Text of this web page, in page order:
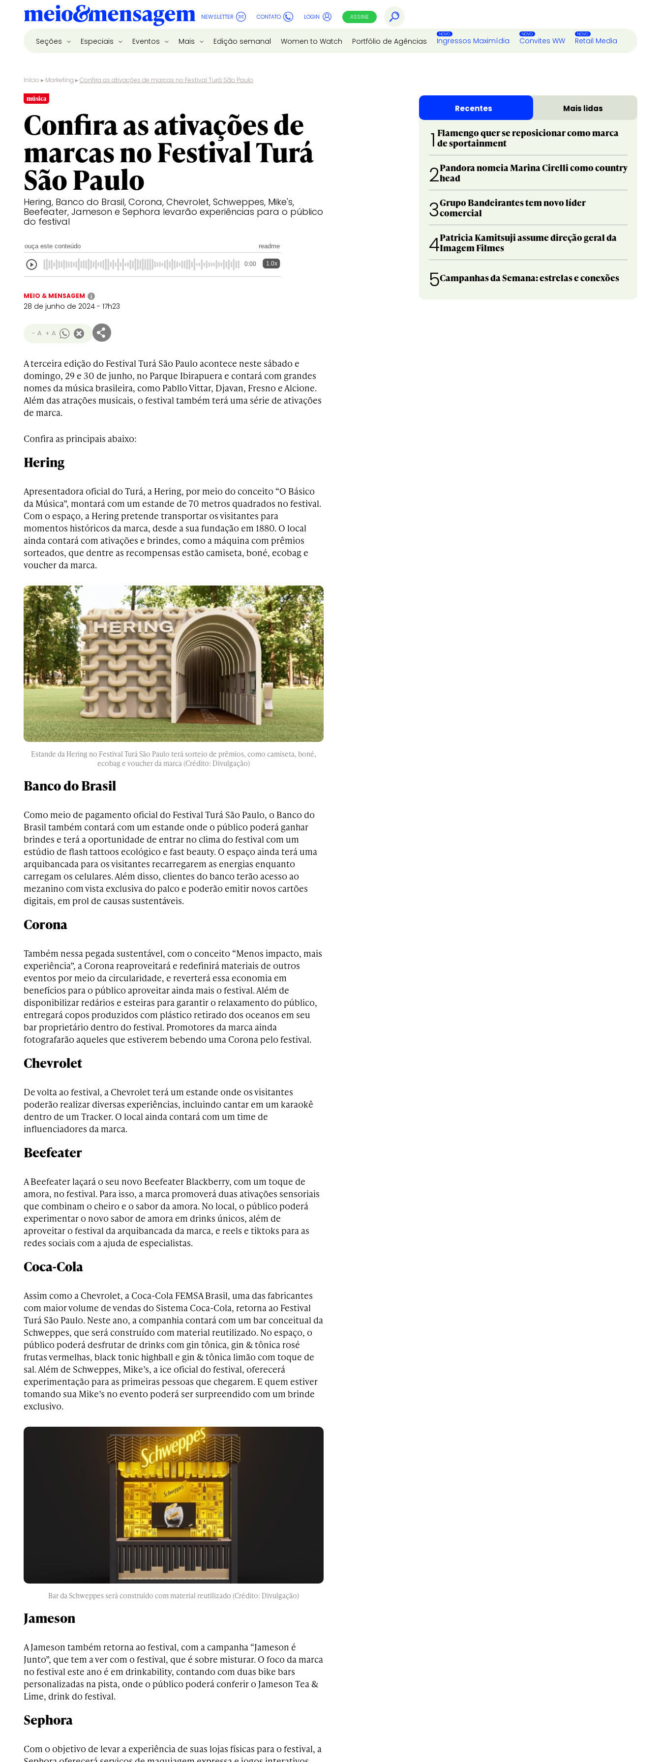
NEWSLETTER CONTATO LOGIN ASSINE
Seções Especiais Eventos Mais Edição semanal Women to Watch Portfólio de Agências Ingressos Maximídia Convites WW Retail Media
Início ▸ Marketing ▸Confira as ativações de marcas no Festival Turá São Paulo
música
Confira as ativações de
marcas no Festival Turá
São Paulo
Hering, Banco do Brasil, Corona, Chevrolet, Schweppes, Mike's,
Beefeater, Jameson e Sephora levarão experiências para o público
do festival
ouça este conteúdo readme
0:00 1.0x
MEIO & MENSAGEM i
28 de junho de 2024 - 17h23
- A + A
A terceira edição do Festival Turá São Paulo acontece neste sábado e
domingo, 29 e 30 de junho, no Parque Ibirapuera e contará com grandes
nomes da música brasileira, como Pabllo Vittar, Djavan, Fresno e Alcione.
Além das atrações musicais, o festival também terá uma série de ativações
de marca.
Confira as principais abaixo:
Hering
Apresentadora oficial do Turá, a Hering, por meio do conceito “O Básico
da Música”, montará com um estande de 70 metros quadrados no festival.
Com o espaço, a Hering pretende transportar os visitantes para
momentos históricos da marca, desde a sua fundação em 1880. O local
ainda contará com ativações e brindes, como a máquina com prêmios
sorteados, que dentre as recompensas estão camiseta, boné, ecobag e
voucher da marca.
Estande da Hering no Festival Turá São Paulo terá sorteio de prêmios, como camiseta, boné,
ecobag e voucher da marca (Crédito: Divulgação)
Banco do Brasil
Como meio de pagamento oficial do Festival Turá São Paulo, o Banco do
Brasil também contará com um estande onde o público poderá ganhar
brindes e terá a oportunidade de entrar no clima do festival com um
estúdio de flash tattoos ecológico e fast beauty. O espaço ainda terá uma
arquibancada para os visitantes recarregarem as energias enquanto
carregam os celulares. Além disso, clientes do banco terão acesso ao
mezanino com vista exclusiva do palco e poderão emitir novos cartões
digitais, em prol de causas sustentáveis.
Corona
Também nessa pegada sustentável, com o conceito “Menos impacto, mais
experiência”, a Corona reaproveitará e redefinirá materiais de outros
eventos por meio da circularidade, e reverterá essa economia em
benefícios para o público aproveitar ainda mais o festival. Além de
disponibilizar redários e esteiras para garantir o relaxamento do público,
entregará copos produzidos com plástico retirado dos oceanos em seu
bar proprietário dentro do festival. Promotores da marca ainda
fotografarão aqueles que estiverem bebendo uma Corona pelo festival.
Chevrolet
De volta ao festival, a Chevrolet terá um estande onde os visitantes
poderão realizar diversas experiências, incluindo cantar em um karaokê
dentro de um Tracker. O local ainda contará com um time de
influenciadores da marca.
Beefeater
A Beefeater laçará o seu novo Beefeater Blackberry, com um toque de
amora, no festival. Para isso, a marca promoverá duas ativações sensoriais
que combinam o cheiro e o sabor da amora. No local, o público poderá
experimentar o novo sabor de amora em drinks únicos, além de
aproveitar o festival da arquibancada da marca, e reels e tiktoks para as
redes sociais com a ajuda de especialistas.
Coca-Cola
Assim como a Chevrolet, a Coca-Cola FEMSA Brasil, uma das fabricantes
com maior volume de vendas do Sistema Coca-Cola, retorna ao Festival
Turá São Paulo. Neste ano, a companhia contará com um bar conceitual da
Schweppes, que será construído com material reutilizado. No espaço, o
público poderá desfrutar de drinks com gin tônica, gin & tônica rosé
frutas vermelhas, black tonic highball e gin & tônica limão com toque de
sal. Além de Schweppes, Mike’s, a ice oficial do festival, oferecerá
experimentação para as primeiras pessoas que chegarem. E quem estiver
tomando sua Mike’s no evento poderá ser surpreendido com um brinde
exclusivo.
Bar da Schweppes será construído com material reutilizado (Crédito: Divulgação)
Jameson
A Jameson também retorna ao festival, com a campanha “Jameson é
Junto”, que tem a ver com o festival, que é sobre misturar. O foco da marca
no festival este ano é em drinkability, contando com duas bike bars
personalizadas na pista, onde o público poderá conferir o Jameson Tea &
Lime, drink do festival.
Sephora
Com o objetivo de levar a experiência de suas lojas físicas para o festival, a
Recentes Mais lidas
1 Flamengo quer se reposicionar como marca
de sportainment
2Pandora nomeia Marina Cirelli como country
head
3Grupo Bandeirantes tem novo líder
comercial
4Patricia Kamitsuji assume direção geral da
Imagem Filmes
5Campanhas da Semana: estrelas e conexões